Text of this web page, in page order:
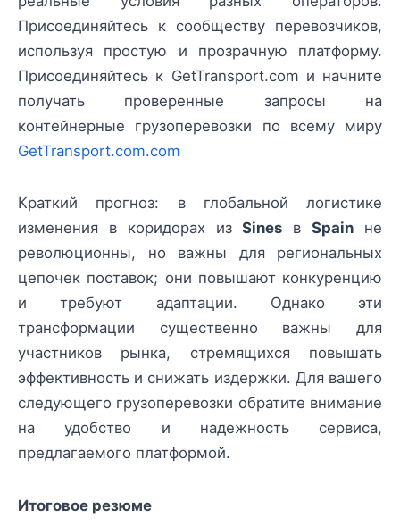
Присоединяйтесь к сообществу перевозчиков,
используя простую и прозрачную платформу.
Присоединяйтесь к GetTransport.com и начните
получать проверенные запросы на
контейнерные грузоперевозки по всему миру
GetTransport.com.com
Краткий прогноз: в глобальной логистике
изменения в коридорах изSines вSpain не
революционны, но важны для региональных
цепочек поставок; они повышают конкуренцию
и требуют адаптации. Однако эти
трансформации существенно важны для
участников рынка, стремящихся повышать
эффективность и снижать издержки. Для вашего
следующего грузоперевозки обратите внимание
на удобство и надежность сервиса,
предлагаемого платформой.
Итоговое резюме